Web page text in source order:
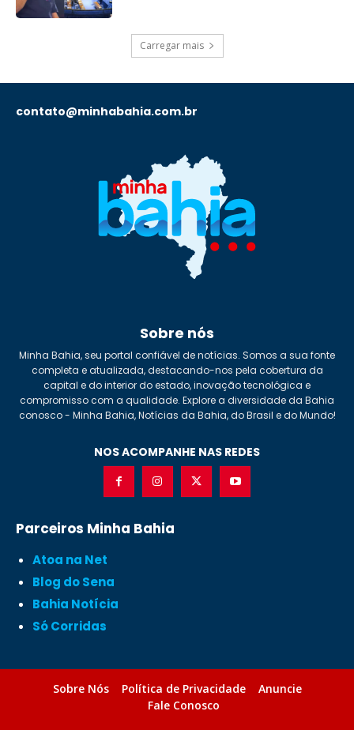
Carregar mais
contato@minhabahia.com.br
Sobre nós
Minha Bahia, seu portal confiável de notícias. Somos a sua fonte
completa e atualizada, destacando-nos pela cobertura da
capital e do interior do estado, inovação tecnológica e
compromisso com a qualidade. Explore a diversidade da Bahia
conosco - Minha Bahia, Notícias da Bahia, do Brasil e do Mundo!
NOS ACOMPANHE NAS REDES
Parceiros Minha Bahia
Atoa na Net
Blog do Sena
Bahia Notícia
Só Corridas
Sobre Nós Política de Privacidade
Anuncie
Fale Conosco